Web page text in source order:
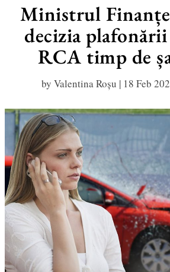
Ministrul
decizia
RCA timp de
by Valentina Roșu | 18 Feb